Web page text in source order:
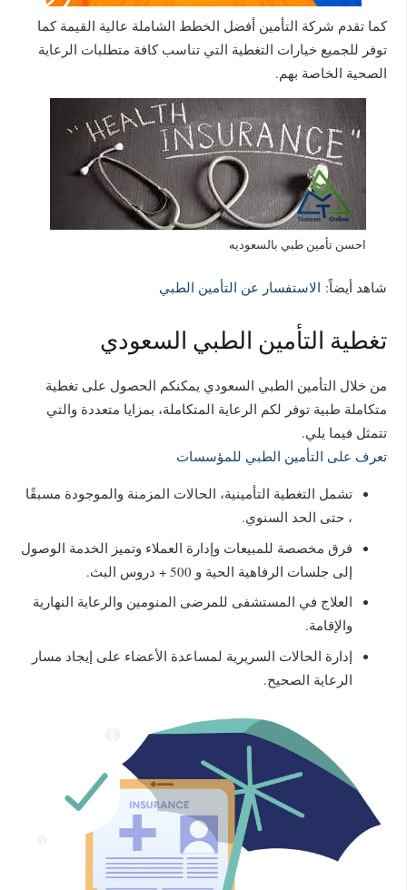
كما تقدم شركة التأمين أفضل الخطط الشاملة عالية القيمة كما
توفر للجميع خيارات التغطية التي تناسب كافة متطلبات الرعاية
الصحية الخاصة بهم.
احسن تأمين طبي بالسعوديه
شاهد أيضاً: الاستفسار عن التأمين الطبي
تغطية التأمين الطبي السعودي
من خلال التأمين الطبي السعودي يمكنكم الحصول على تغطية
متكاملة طبية توفر لكم الرعاية المتكاملة، بمزايا متعددة والتي
تتمثل فيما يلي.
تعرف على التأمين الطبي للمؤسسات
تشمل التغطية التأمينية، الحالات المزمنة والموجودة مسبقًا
، حتى الحد السنوي.
فرق مخصصة للمبيعات وإدارة العملاء وتميز الخدمة الوصول
إلى جلسات الرفاهية الحية و 500 + دروس البث.
العلاج في المستشفى للمرضى المنومين والرعاية النهارية
والإقامة.
إدارة الحالات السريرية لمساعدة الأعضاء على إيجاد مسار
الرعاية الصحيح.